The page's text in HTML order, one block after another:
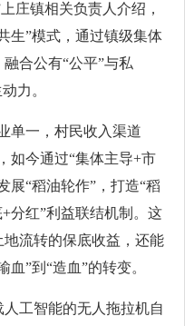
庄镇相关负责人介绍，
生”模式，通过镇级集体
合公有“公平”与私
力。
一，村民收入渠道
如今通过“集体主导+市
展“稻油轮作”，打造“稻
分红”利益联结机制。这
流转的保底收益，还能
”到“造血”的转变。
工智能的无人拖拉机自